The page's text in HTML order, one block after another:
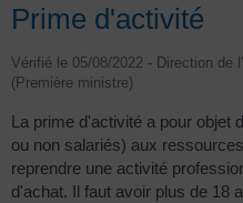
Prime d'activité
Vérifié le 05/08/2022 - Direction de
(Première ministre)
La prime d'activité a pour objet
ou non salariés) aux
reprendre une activité
d'achat. Il faut avoir plus de 18